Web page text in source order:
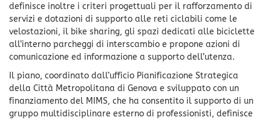
definisce inoltre i criteri progettuali per il rafforzamento di
servizi e dotazioni di supporto alle reti ciclabili come le
velostazioni, il bike sharing, gli spazi dedicati alle biciclette
all’interno parcheggi di interscambio e propone azioni di
comunicazione ed informazione a supporto dell’utenza.
Il piano, coordinato dall’ufficio Pianificazione Strategica
della Città Metropolitana di Genova e sviluppato con un
finanziamento del MIMS, che ha consentito il supporto di un
gruppo multidisciplinare esterno di professionisti, definisce